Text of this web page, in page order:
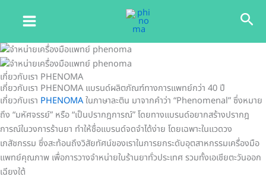
เกี่ยวกับเรา PHENOMA
เกี่ยวกับเรา PHENOMA แบรนด์ผลิตภัณฑ์ทางการแพทย์กว่า 40 ปี
เกี่ยวกับเรา PHENOMAในภาษาละติน มาจากคำว่า “Phenomenal” ซึ่งหมาย
ถึง “มหัศจรรย์” หรือ “เป็นปรากฎการณ์” โดยทางแบรนด์อยากสร้างปรากฎ
การณ์ในวงการร้านยา ทำให้ชื่อแบรนด์จดจำได้ง่าย โดยเฉพาะในแวดวง
เภสัชกรรม ซึ่งสะท้อนถึงวิสัยทัศน์ของเราในการยกระดับอุตสาหกรรมเครื่องมือ
แพทย์คุณภาพ เพื่อการวางจำหน่ายในร้านยาทั่วประเทศ รวมทั้งเอเชียตะวันออก
เฉียงใต้
Original
price
฿15,000.00.
Original
฿15,000.00.
฿15,000.00.